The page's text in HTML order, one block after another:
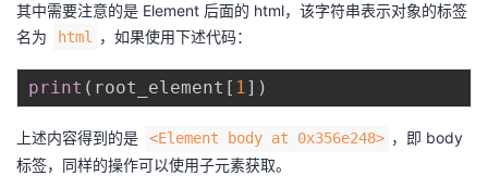
其中需要注意的是 Element 后面的 html，该字符串表示对象的标签
名为
html ，如果使用下述代码：
print ( root_element [ 1] )
上述内容得到的是 <Element body at 0x356e248> ，即 body
标签，同样的操作可以使用子元素获取。